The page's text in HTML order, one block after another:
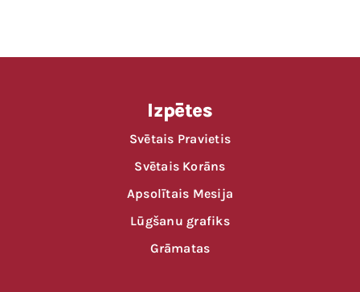
Izpētes
Svētais Pravietis
Svētais Korāns
Apsolītais Mesija
Lūgšanu grafiks
Grāmatas